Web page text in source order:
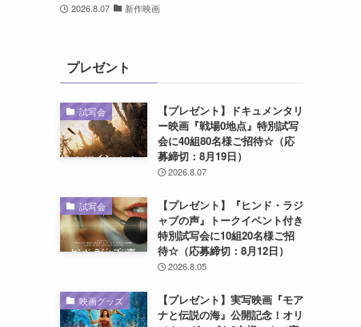
2026.8.07 新作映画
プレゼント
試写会
【プレゼント】ドキュメンタリ
ー映画『戦場0地点』特別試写
会に40組80名様ご招待☆（応
募締切：8月19日）
2026.8.07
試写会
【プレゼント】『ヒンド・ラジ
ャブの声』トークイベント付き
特別試写会に10組20名様ご招
待☆（応募締切：8月12日）
2026.8.05
映画グッズ
【プレゼント】実写映画『モア
ナと伝説の海』公開記念！オリ